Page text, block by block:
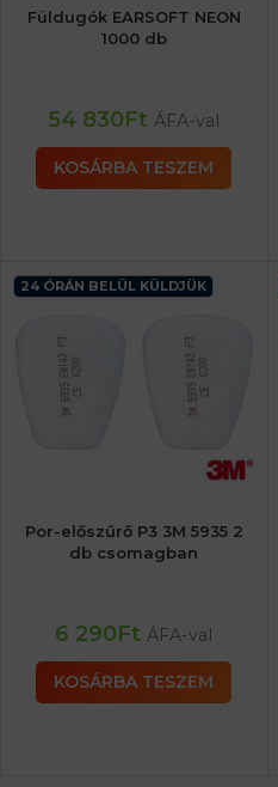
Füldugók EARSOFT NEON
1000 db
54 830Ft ÁFA-val
KOSÁRBA TESZEM
24 ÓRÁN BELÜL KÜLDJÜK
Por-előszűrő P3 3M 5935 2
db csomagban
6 290Ft ÁFA-val
KOSÁRBA TESZEM